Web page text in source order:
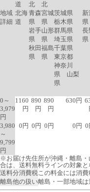
道
北
北
地域
詳細
北海
道
青森
県
岩手
県
秋田
県
宮城
県
山形
県
福島
県
茨城県
栃木県
群馬県
埼玉県
千葉県
東京都
神奈川
県 山梨
県
新
長
0～
3,979
円
1160
円
890
円
890
円
630円
3,980
～
9,799
円
0円 0円 0円 0円 0
※お届け先住所が沖縄・離島
合は、送料無料ラインの対象と
送料分消費税この料金には消費
離島他の扱い離島・一部地域は